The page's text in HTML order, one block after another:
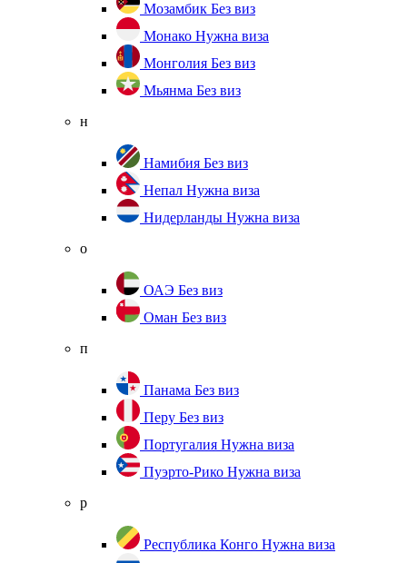
Мозамбик Без виз
Монако Нужна виза
Монголия Без виз
Мьянма Без виз
н
Намибия Без виз
Непал Нужна виза
Нидерланды Нужна виза
о
ОАЭ Без виз
Оман Без виз
п
Панама Без виз
Перу Без виз
Португалия Нужна виза
Пуэрто-Рико Нужна виза
р
Республика Конго Нужна виза